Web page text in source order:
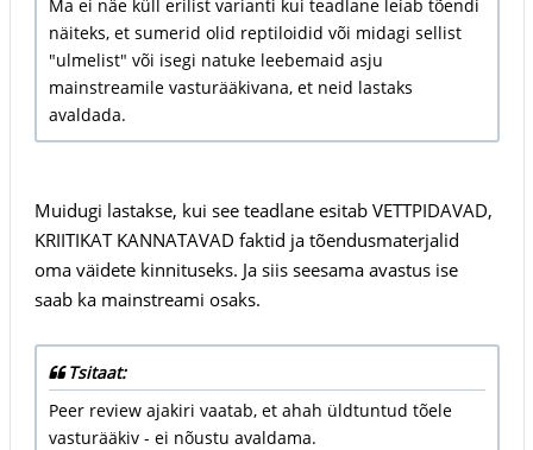
Ma ei näe küll erilist varianti kui teadlane leiab tõendi
näiteks, et sumerid olid reptiloidid või midagi sellist
"ulmelist" või isegi natuke leebemaid asju
mainstreamile vasturääkivana, et neid lastaks
avaldada.
Muidugi lastakse, kui see teadlane esitab VETTPIDAVAD,
KRIITIKAT KANNATAVAD faktid ja tõendusmaterjalid
oma väidete kinnituseks. Ja siis seesama avastus ise
saab ka mainstreami osaks.
Tsitaat:
Peer review ajakiri vaatab, et ahah üldtuntud tõele
vasturääkiv - ei nõustu avaldama.